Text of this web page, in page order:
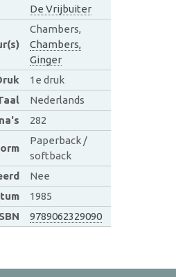
De Vrijbuiter
Chambers,
Chambers,
Ginger
1e druk
Nederlands
282
Paperback /
softback
Nee
1985
9789062329090